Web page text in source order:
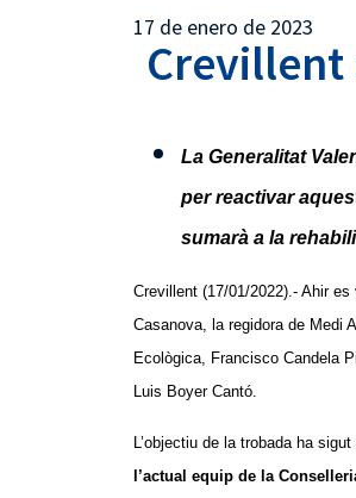
17 de enero de 2023
Crevillent
La Generalitat
per reactivar
sumarà a la
Crevillent (17/01/2022).- Ahir
Casanova, la regidora de Medi
Ecològica, Francisco Candela
Luis Boyer Cantó.
L’objectiu de la trobada ha sigut
l’actual equip de la